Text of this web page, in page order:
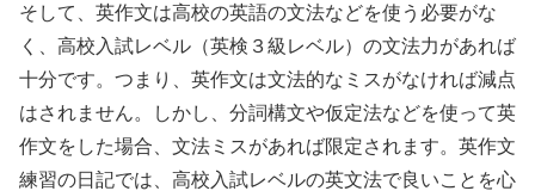
そして、英作文は高校の英語の文法などを使う必要がな
く、高校入試レベル（英検３級レベル）の文法力があれば
十分です。つまり、英作文は文法的なミスがなければ減点
はされません。しかし、分詞構文や仮定法などを使って英
作文をした場合、文法ミスがあれば限定されます。英作文
練習の日記では、高校入試レベルの英文法で良いことを心